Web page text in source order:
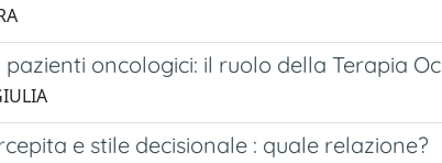
oncologici: il ruolo della Terapia
e stile decisionale : quale relazione?